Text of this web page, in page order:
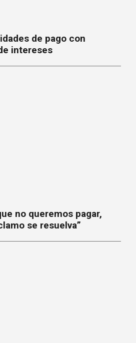
de pago con
intereses
no queremos pagar,
se resuelva”